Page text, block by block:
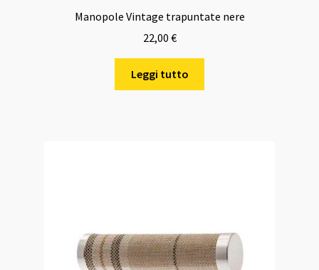
Manopole Vintage trapuntate nere
22,00 €
Leggi tutto